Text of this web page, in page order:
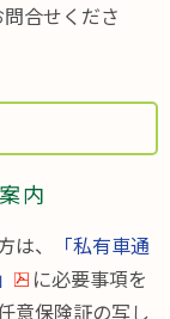
合せくださ
内
、
「私有車通
に必要事項を
意保険証の写し